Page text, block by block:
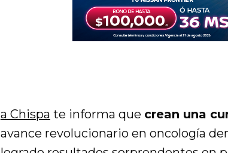
a Chispa te informa que crean una
avance revolucionario en oncología